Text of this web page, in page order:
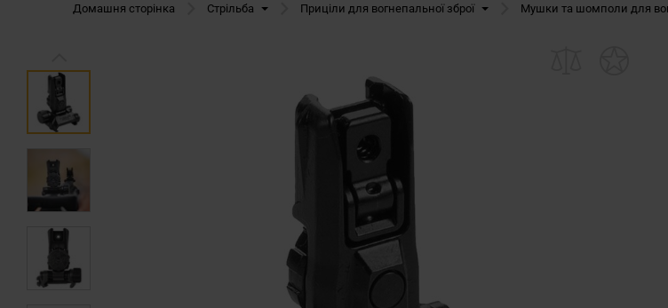
Домашня сторінка Стрільба Приціли для вогнепальної зброї Мушки та шомполи для